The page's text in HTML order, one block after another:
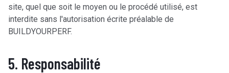
site, quel que soit le moyen ou le procédé utilisé, est
interdite sans l'autorisation écrite préalable de
BUILDYOURPERF.
5. Responsabilité